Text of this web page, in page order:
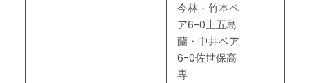
今林・竹本ペ
ア6-0上五島
蘭・中井ペア
6-0佐世保高
専